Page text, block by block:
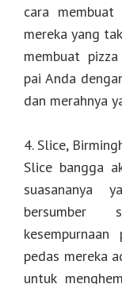
cara
mereka yang
membuat
pai Anda
dan merahnya
4. Slice,
Slice bangga
suasananya
bersumber
pedas mereka
untuk